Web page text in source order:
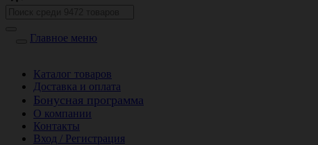
Главное меню
Каталог товаров
Доставка и оплата
Бонусная программа
О компании
Контакты
Вход / Регистрация